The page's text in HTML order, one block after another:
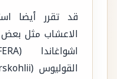
قد تقرر أيضا
الاعشاب مثل بعض